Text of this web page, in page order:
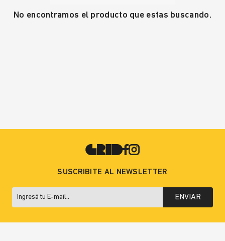
No encontramos el producto que estas buscando.
SUSCRIBITE AL NEWSLETTER
ENVIAR